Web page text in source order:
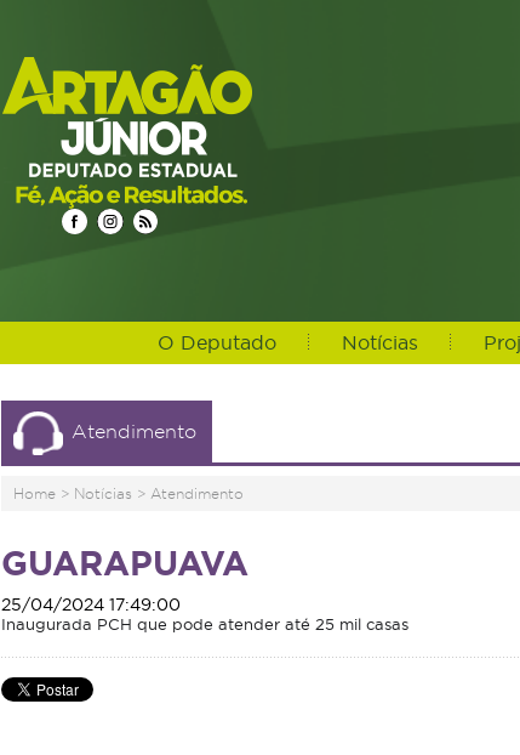
O Deputado Notícias
Atendimento
Home > Notícias > Atendimento
GUARAPUAVA
25/04/2024 17:49:00
Inaugurada PCH que pode atender até 25 mil casas